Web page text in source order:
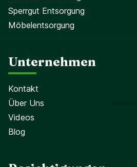
Sperrgut Entsorgung
Möbelentsorgung
Unternehmen
Kontakt
Über Uns
Videos
Blog